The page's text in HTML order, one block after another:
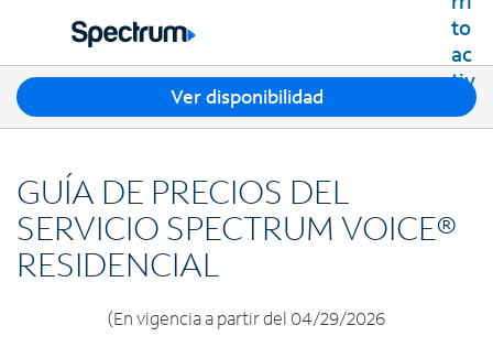
Residencial
Paquetes
Ver paquetes
Ofertas en tu área
Spectrum Internet
Planes de Internet
Spectrum WiFi
Internet Gig
TV
TV por cable de Spectrum
Planes de TV
Streaming de Spectrum
Móvil
Planes de datos móviles
Teléfono Residencial
Ver disponibilidad
r
e
s
u
n
GUÍA DE PRECIOS DEL
SERVICIO SPECTRUM VOICE®
RESIDENCIAL
(En vigencia a partir del 04/29/2026